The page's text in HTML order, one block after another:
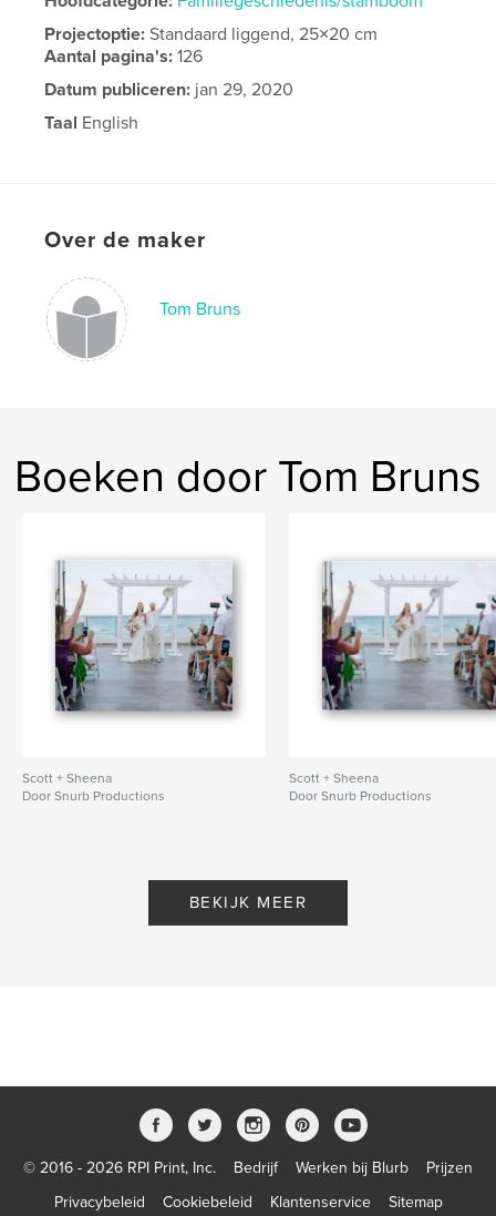
Projectoptie:Standaard liggend, 25×20 cm
Aantal pagina's:126
Datum publiceren: jan 29, 2020
Taal English
Over de maker
Tom Bruns
Boeken door Tom Bruns
Scott + Sheena
Door Snurb Productions
Scott + Sheena
Door Snurb Productions
BEKIJK MEER
© 2016 - 2026 RPI Print, Inc. Bedrijf Werken bij Blurb
Prijzen
Privacybeleid
Cookiebeleid Klantenservice Sitemap